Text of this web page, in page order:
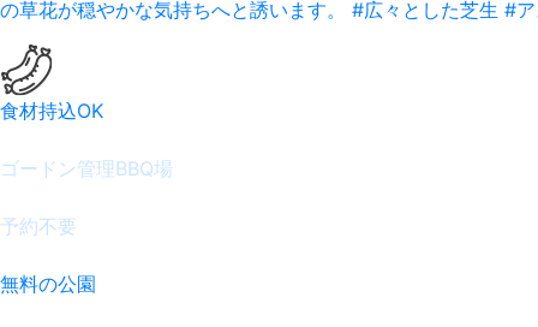
の草花が穏やかな気持ちへと誘います。 #広々とした芝生 #
食材持込OK
ゴードン管理BBQ場
予約不要
無料の公園